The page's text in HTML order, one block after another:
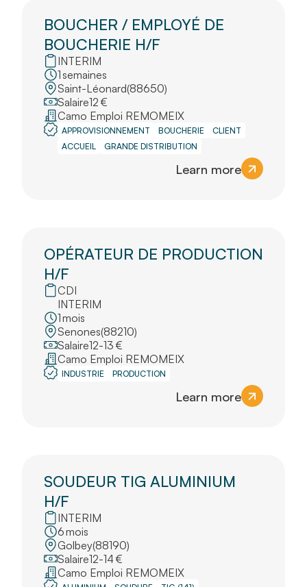
BOUCHER / EMPLOYÉ DE
BOUCHERIE H/F
INTERIM
1 semaines
Saint-Léonard(88650)
Salaire12 €
Camo Emploi REMOMEIX
APPROVISIONNEMENT BOUCHERIE
CLIENT
ACCUEIL
GRANDE DISTRIBUTION
Learn more
OPÉRATEUR DE PRODUCTION
H/F
CDI
INTERIM
1mois
Senones(88210)
Salaire12-13 €
Camo Emploi REMOMEIX
INDUSTRIE PRODUCTION
Learn more
SOUDEUR TIG ALUMINIUM
H/F
INTERIM
6mois
Golbey(88190)
Salaire12-14 €
Camo Emploi REMOMEIX